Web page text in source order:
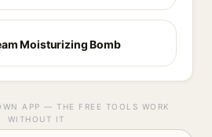
Moisturizing Bomb
APP — THE FREE TOOLS WORK
WITHOUT IT